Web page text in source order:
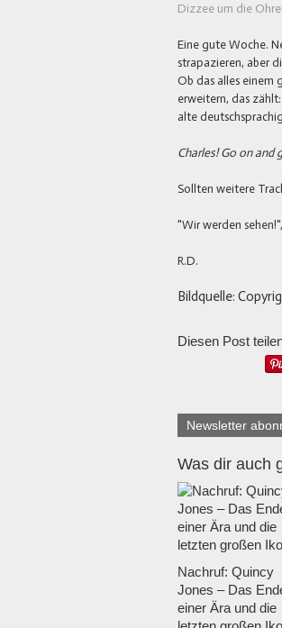
Dizzee um die
Eine gute Woche.
strapazieren, aber
Ob das alles einem
erweitern, das
alte
Charles! Go on and
Sollten weitere
"Wir werden
R.D.
Bildquelle:
Diesen Post
Newsletter
Was dir auch
Nachruf: Quincy
Jones – Das
einer Ära und die